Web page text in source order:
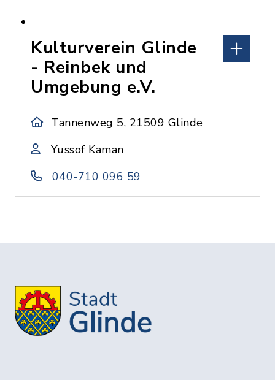
Kulturverein Glinde
- Reinbek und
Umgebung e.V.
Tannenweg 5, 21509 Glinde
Yussof Kaman
040-710 096 59